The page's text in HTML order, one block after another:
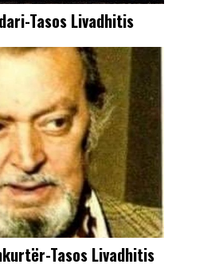
Tasos Livadhitis
Tasos Livadhitis